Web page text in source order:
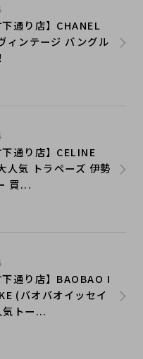
下通り店】CHANEL
ィンテージ バングル
下通り店】CELINE
人気 トラペーズ 伊勢
買...
下通り店】BAOBAO I
(バオバオイッセイ
気トー...